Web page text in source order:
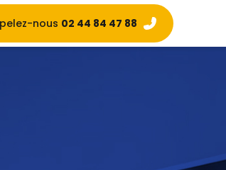
nous 02 44 84 47 88